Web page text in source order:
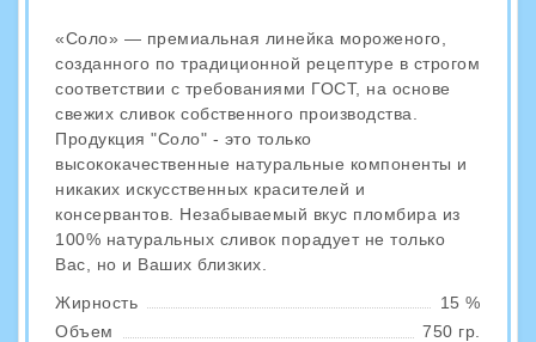
«Соло» — премиальная линейка мороженого,
созданного по традиционной рецептуре в строгом
соответствии с требованиями ГОСТ, на основе
свежих сливок собственного производства.
Продукция "Соло" - это только
высококачественные натуральные компоненты и
никаких искусственных красителей и
консервантов. Незабываемый вкус пломбира из
100% натуральных сливок порадует не только
Вас, но и Ваших близких.
Жирность
15 %
Объем
750 гр.